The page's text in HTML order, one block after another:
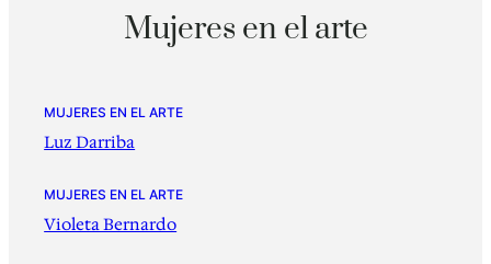
Mujeres en el arte
MUJERES EN EL ARTE
Luz Darriba
MUJERES EN EL ARTE
Violeta Bernardo